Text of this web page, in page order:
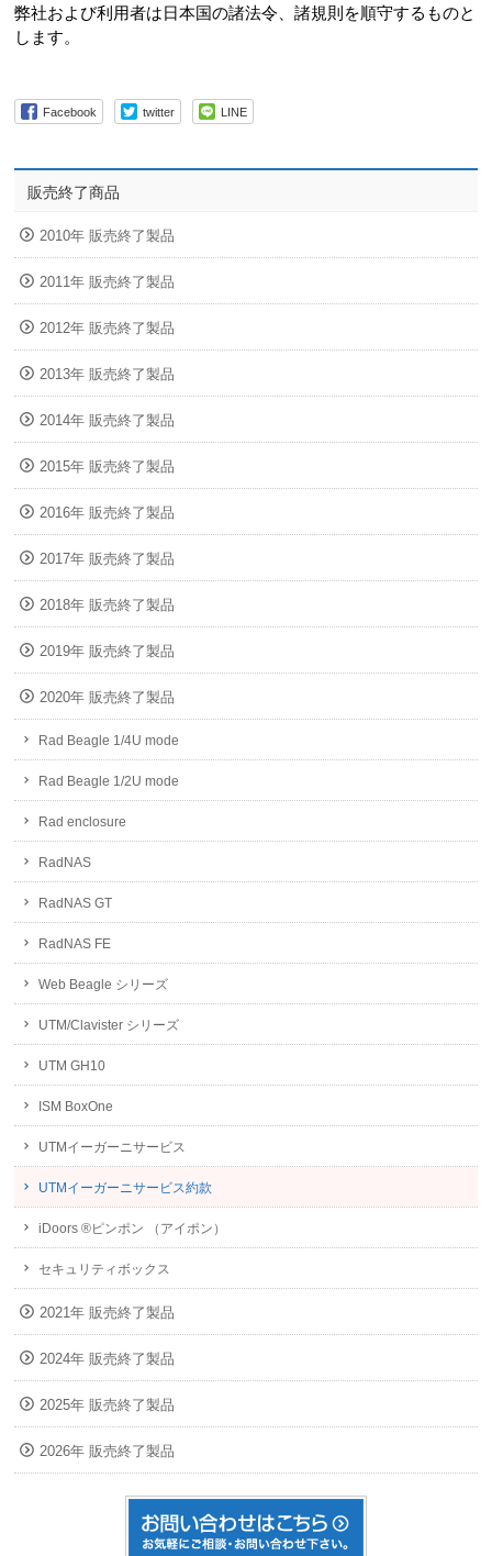
弊社および利用者は日本国の諸法令、諸規則を順守するものと
します。
Facebook twitter LINE
販売終了商品
2010年 販売終了製品
2011年 販売終了製品
2012年 販売終了製品
2013年 販売終了製品
2014年 販売終了製品
2015年 販売終了製品
2016年 販売終了製品
2017年 販売終了製品
2018年 販売終了製品
2019年 販売終了製品
2020年 販売終了製品
Rad Beagle 1/4U mode
Rad Beagle 1/2U mode
Rad enclosure
RadNAS
RadNAS GT
RadNAS FE
Web Beagle シリーズ
UTM/Clavister シリーズ
UTM GH10
ISM BoxOne
UTMイーガーニサービス
UTMイーガーニサービス約款
iDoors ®ピンポン （アイポン）
セキュリティボックス
2021年 販売終了製品
2024年 販売終了製品
2025年 販売終了製品
2026年 販売終了製品